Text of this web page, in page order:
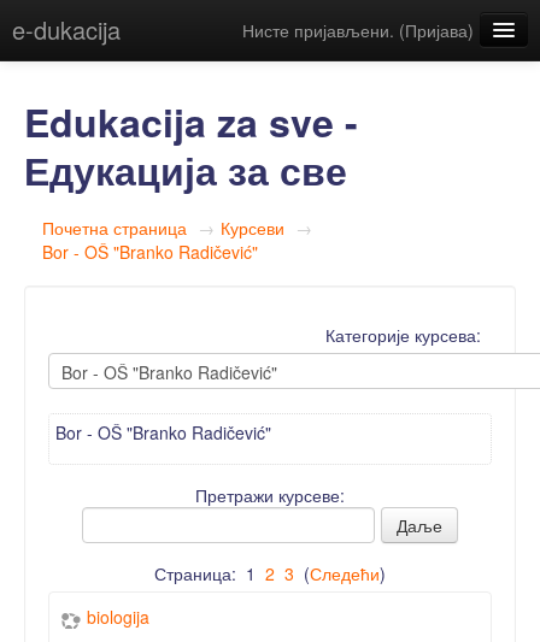
e-dukacija Нисте пријављени. (Пријава)
Edukacija za sve -
Едукација за све
Почетна страница → Курсеви →
Bor - OŠ "Branko Radičević"
Категорије курсева:
Bor - OŠ "Branko Radičević"
Страница: 1 2 3 (Следећи)
biologija